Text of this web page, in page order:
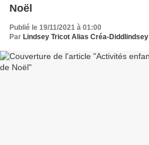
Noël
Publié le 19/11/2021 à 01:00
Par Lindsey Tricot Alias Créa-Diddlindsey